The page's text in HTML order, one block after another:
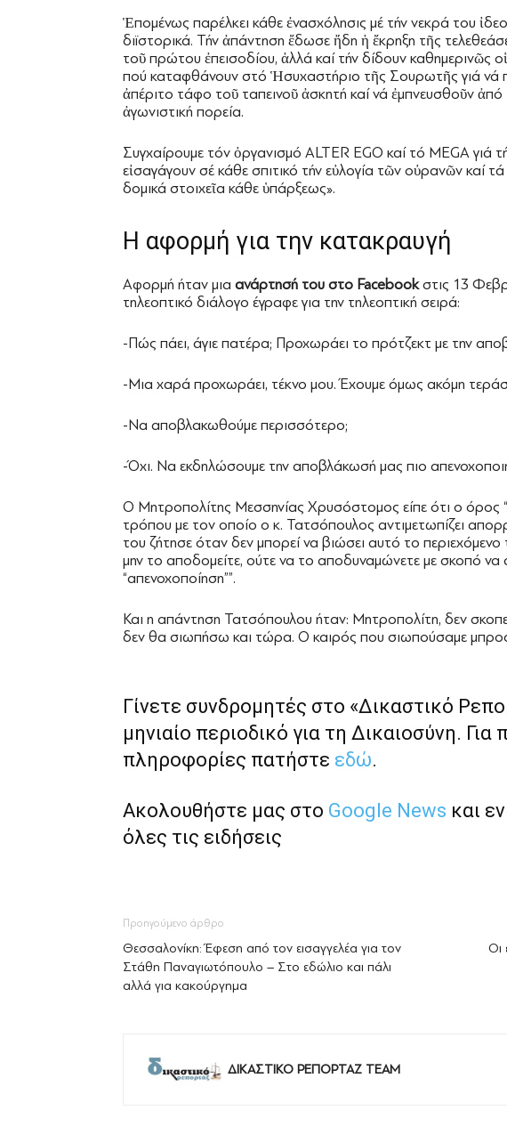
Ἑπομένως παρέλκει κάθε ἐνασχόλησις μέ τήν νεκρά του
διϊστορικά. Τήν ἀπάντηση ἔδωσε ἤδη ἡ ἔκρηξη τῆς
τοῦ πρώτου ἐπεισοδίου, ἀλλά καί τήν δίδουν καθημερινῶς
πού καταφθάνουν στό Ἡσυχαστήριο τῆς Σουρωτῆς γιά νά
ἀπέριτο τάφο τοῦ ταπεινοῦ ἀσκητή καί νά ἐμπνευσθοῦν ἀπό
ἀγωνιστική πορεία.
Συγχαίρουμε τόν ὀργανισμό ALTER EGO καί τό MEGA γιά
εἰσαγάγουν σέ κάθε σπιτικό τήν εὐλογία τῶν οὐρανῶν καί
δομικά στοιχεῖα κάθε ὑπάρξεως».
Η αφορμή για την κατακραυγή
Αφορμή ήταν μια ανάρτησή του στο Facebookστις 13
τηλεοπτικό διάλογο έγραφε για την τηλεοπτική σειρά:
-Πώς πάει, άγιε πατέρα; Προχωράει το πρότζεκτ με την
-Μια χαρά προχωράει, τέκνο μου. Έχουμε όμως ακόμη
-Να αποβλακωθούμε περισσότερο;
-Όχι. Να εκδηλώσουμε την αποβλάκωσή μας πιο
Ο Μητροπολίτης Μεσσηνίας Χρυσόστομος είπε ότι ο όρος
τρόπου με τον οποίο ο κ. Τατσόπουλος αντιμετωπίζει
του ζήτησε όταν δεν μπορεί να βιώσει αυτό το
μην το αποδομείτε, ούτε να το αποδυναμώνετε με σκοπό να
“απενοχοποίηση””.
Και η απάντηση Τατσόπουλου ήταν: Μητροπολίτη, δεν
δεν θα σιωπήσω και τώρα. Ο καιρός που σιωπούσαμε
Γίνετε συνδρομητές στο «Δικαστικό
μηνιαίο περιοδικό για τη Δικαιοσύνη. Για
πληροφορίες πατήστε εδώ.
Ακολουθήστε μας στο Google News και
όλες τις ειδήσεις
Προηγούμενο άρθρο
Θεσσαλονίκη: Έφεση από τον εισαγγελέα για τον
Στάθη Παναγιωτόπουλο – Στο εδώλιο και πάλι
αλλά για κακούργημα
Οι
ΔΙΚΑΣΤΙΚΟ ΡΕΠΟΡΤΑΖ TEAM